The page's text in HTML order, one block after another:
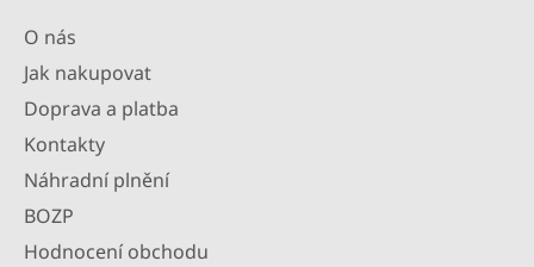
O nás
Jak nakupovat
Doprava a platba
Kontakty
Náhradní plnění
BOZP
Hodnocení obchodu